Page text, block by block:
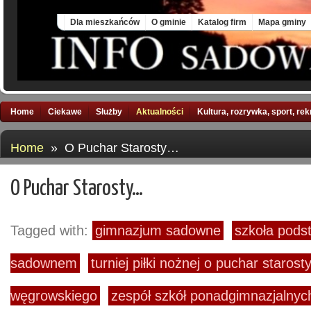
Dla mieszkańców O gminie Katalog firm Mapa gminy
Home Ciekawe Służby Aktualności Kultura, rozrywka, sport,
Home » O Puchar Starosty…
O Puchar Starosty…
Tagged with: gimnazjum sadowne szkoła
sadownem turniej piłki nożnej o puchar starosty
węgrowskiego zespół szkół